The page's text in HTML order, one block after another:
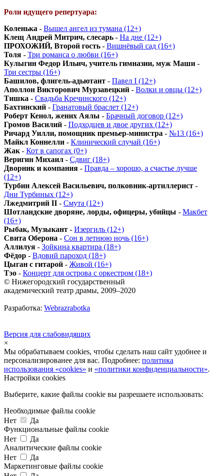
Роли идущего репертуара:
Коленька - Вышел ангел из тумана (12+)
Клещ Андрей Митрич, слесарь - На дне (12+)
ПРОХОЖИЙ, Второй гость - Вишнёвый сад (16+)
Толя - Три романса о любви (16+)
Кулыгин Федор Ильич, учитель гимназии, муж Маши -
Три сестры (16+)
Башилов, флигель-адьютант - Павел I (12+)
Аполлон Викторович Мурзавецкий - Волки и овцы (12+)
Тишка - Свадьба Кречинского (12+)
Бахтинский - Гранатовый браслет (12+)
Роберт Кенол, жених Аялы - Брачный договор (12+)
Громов Василий - Подходцев и двое других (12+)
Ричард Уилли, помощник премьер-министра - №13 (16+)
Майкл Коннелли - Клинический случай (16+)
Жак - Кот в сапогах (0+)
Веригин Михаил - Сдвиг (18+)
Дворник и компания - Правда – хорошо, а счастье лучше
(12+)
Турбин Алексей Васильевич, полковник-артиллерист -
Дни Турбиных (12+)
Лжедмитрий II - Смута (12+)
Шотландские дворяне, лорды, офицеры, убийцы - Макбет
(16+)
Рыбак, Музыкант - Изергиль (12+)
Свита Оберона - Сон в летнюю ночь (16+)
Аллилуя - Зойкина квартира (18+)
Фёдор - Вдовий пароход (18+)
Цыган с гитарой - Живой (16+)
Тэо - Концерт для острова с оркестром (18+)
© Нижегородский государственный
академический театр драмы, 2009–2020
Разработка: Webrazrabotka
Версия для слабовидящих
×
Мы обрабатываем cookies, чтобы сделать наш сайт удобнее и
персонализированее для вас. Подробнее: политика
использования «cookies» и «политики конфиденциальности».
Настройки cookies
Выберите, какие файлы cookie вы разрешаете использовать:
Необходимые файлы cookie
Нет
Да
Функциональные файлы cookie
Нет
Да
Аналитические файлы cookie
Нет
Да
Маркетинговые файлы cookie